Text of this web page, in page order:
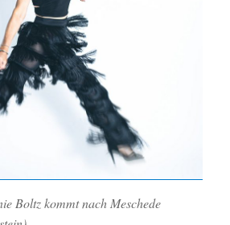
Boltz kommt nach Meschede